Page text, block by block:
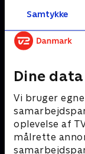
Samtykke
Dine
Vi bruger
oplevelse af
målrette
forhindrede både
Mere